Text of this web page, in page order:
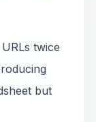
twice
but